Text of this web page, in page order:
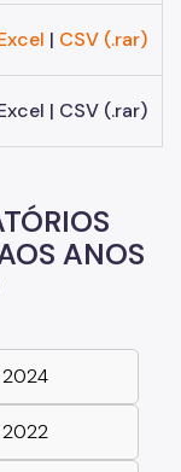
| CSV (.rar)
| CSV (.rar)
ANOS
2024
2022